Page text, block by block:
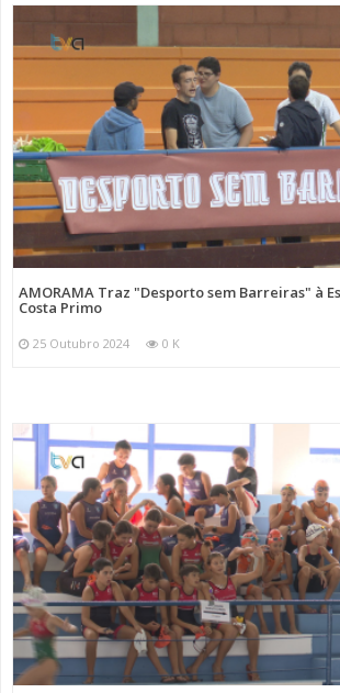
AMORAMA Traz "Desporto sem Barreiras" à
Costa Primo
25 Outubro 2024 0 K